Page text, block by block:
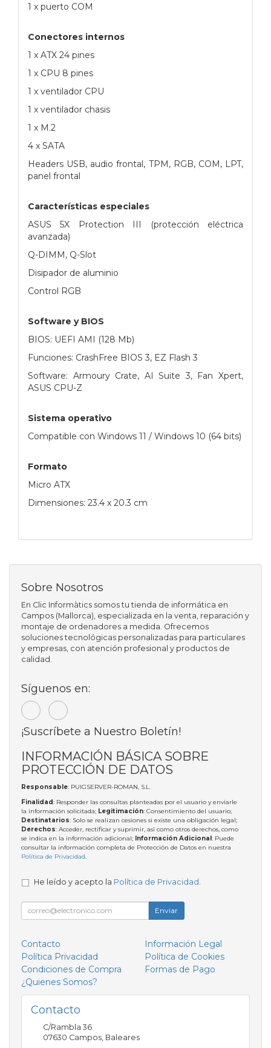
1 x puerto COM
Conectores internos
1 x ATX 24 pines
1 x CPU 8 pines
1 x ventilador CPU
1 x ventilador chasis
1 x M.2
4 x SATA
Headers USB, audio frontal, TPM, RGB, COM, LPT,
panel frontal
Características especiales
ASUS 5X Protection III (protección eléctrica
avanzada)
Q-DIMM, Q-Slot
Disipador de aluminio
Control RGB
Software y BIOS
BIOS: UEFI AMI (128 Mb)
Funciones: CrashFree BIOS 3, EZ Flash 3
Software: Armoury Crate, AI Suite 3, Fan Xpert,
ASUS CPU-Z
Sistema operativo
Compatible con Windows 11 / Windows 10 (64 bits)
Formato
Micro ATX
Dimensiones: 23.4 x 20.3 cm
Sobre Nosotros
En Clic Informàtics somos tu tienda de informática en
Campos (Mallorca), especializada en la venta, reparación y
montaje de ordenadores a medida. Ofrecemos
soluciones tecnológicas personalizadas para particulares
y empresas, con atención profesional y productos de
calidad.
Síguenos en:
¡Suscríbete a Nuestro Boletín!
INFORMACIÓN BÁSICA SOBRE
PROTECCIÓN DE DATOS
Responsable: PUIGSERVER-ROMAN, S.L.
Finalidad: Responder las consultas planteadas por el usuario y enviarle
la información solicitada; Legitimación: Consentimiento del usuario;
Destinatarios: Solo se realizan cesiones si existe una obligación legal;
Derechos: Acceder, rectificar y suprimir, así como otros derechos, como
se indica en la información adicional; Información Adicional: Puede
consultar la información completa de Protección de Datos en nuestra
Política de Privacidad.
He leído y acepto la Política de Privacidad
Enviar
Contacto
Información Legal
Política Privacidad
Política de Cookies
Condiciones de Compra
Formas de Pago
¿Quienes Somos?
Contacto
C/Rambla 36
07630 Campos Baleares